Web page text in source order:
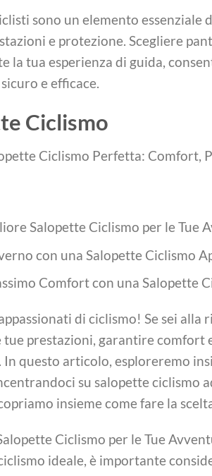
sono un elemento essenziale
e protezione. Scegliere
la tua esperienza di guida,
e efficace.
Ciclismo
Ciclismo Perfetta: Comfort,
Salopette Ciclismo per le Tue
con una Salopette Ciclismo
Comfort con una Salopette
di ciclismo! Se sei
prestazioni, garantire comfort
In questo articolo, esploreremo
su salopette ciclismo
insieme come fare la
Ciclismo per le Tue
ideale, è importante